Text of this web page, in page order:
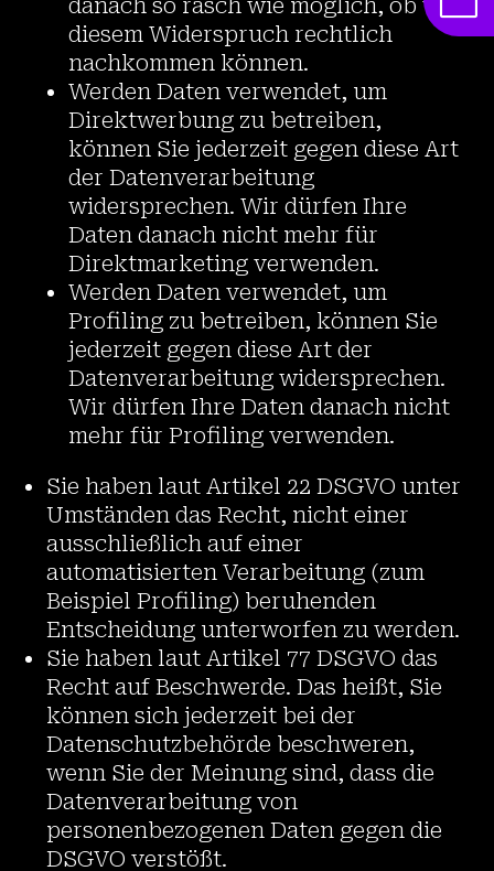
danach so rasch wie möglich, ob wir
diesem Widerspruch rechtlich
nachkommen können.
Werden Daten verwendet, um
Direktwerbung zu betreiben,
können Sie jederzeit gegen diese Art
der Datenverarbeitung
widersprechen. Wir dürfen Ihre
Daten danach nicht mehr für
Direktmarketing verwenden.
Werden Daten verwendet, um
Profiling zu betreiben, können Sie
jederzeit gegen diese Art der
Datenverarbeitung widersprechen.
Wir dürfen Ihre Daten danach nicht
mehr für Profiling verwenden.
Sie haben laut Artikel 22 DSGVO unter
Umständen das Recht, nicht einer
ausschließlich auf einer
automatisierten Verarbeitung (zum
Beispiel Profiling) beruhenden
Entscheidung unterworfen zu werden.
Sie haben laut Artikel 77 DSGVO das
Recht auf Beschwerde. Das heißt, Sie
können sich jederzeit bei der
Datenschutzbehörde beschweren,
wenn Sie der Meinung sind, dass die
Datenverarbeitung von
personenbezogenen Daten gegen die
DSGVO verstößt.